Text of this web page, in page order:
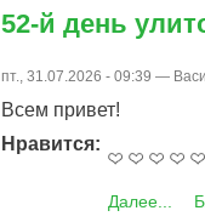
52-й день
пт., 31.07.2026 - 09:39 —
Всем привет!
Нравится:
Далее...